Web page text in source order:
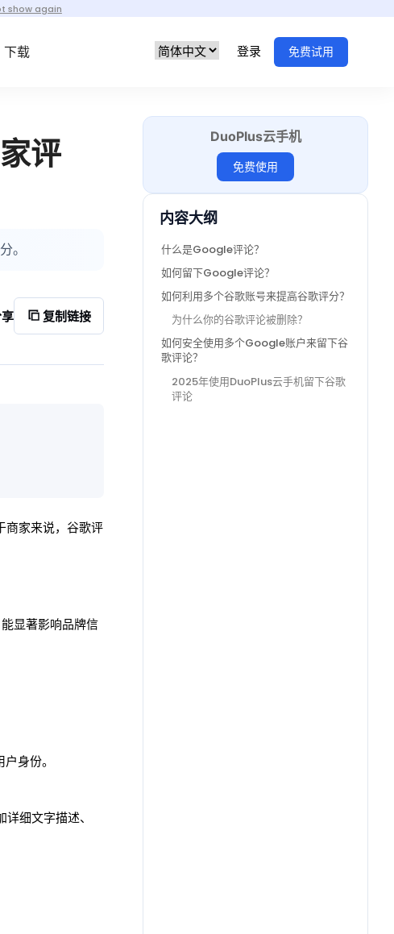
show again
下载 登录 免费试用
评
。
复制链接
商家来说，谷歌评
显著影响品牌信
身份。
细文字描述、
DuoPlus云手机
免费使用
内容大纲
什么是Google评论？
如何留下Google评论？
如何利用多个谷歌账号来提高谷歌评分？
为什么你的谷歌评论被删除？
如何安全使用多个Google账户来留下谷
歌评论？
2025年使用DuoPlus云手机留下谷歌
评论